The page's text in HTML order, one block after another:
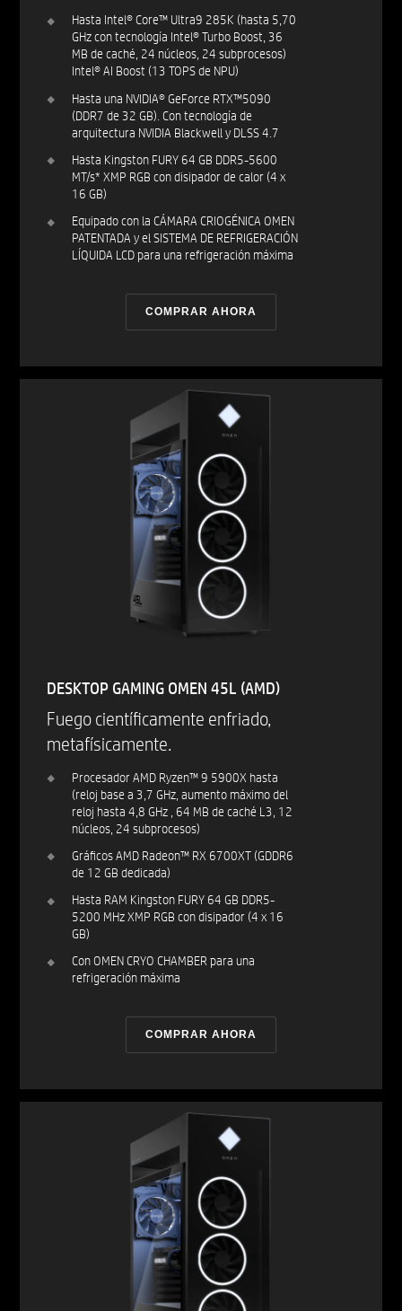
Hasta Intel® Core™ Ultra9 285K (hasta 5,70
GHz con tecnología Intel® Turbo Boost, 36
MB de caché, 24 núcleos, 24 subprocesos)
Intel® AI Boost (13 TOPS de NPU)
Hasta una NVIDIA® GeForce RTX™5090
(DDR7 de 32 GB). Con tecnología de
arquitectura NVIDIA Blackwell y DLSS 4.7
Hasta Kingston FURY 64 GB DDR5-5600
MT/s* XMP RGB con disipador de calor (4 x
16 GB)
Equipado con la CÁMARA CRIOGÉNICA OMEN
PATENTADA y el SISTEMA DE REFRIGERACIÓN
LÍQUIDA LCD para una refrigeración máxima
COMPRAR AHORA
DESKTOP GAMING OMEN 45L (AMD)
Fuego científicamente enfriado,
metafísicamente.
Procesador AMD Ryzen™ 9 5900X hasta
(reloj base a 3,7 GHz, aumento máximo del
reloj hasta 4,8 GHz , 64 MB de caché L3, 12
núcleos, 24 subprocesos)
Gráficos AMD Radeon™ RX 6700XT (GDDR6
de 12 GB dedicada)
Hasta RAM Kingston FURY 64 GB DDR5-
5200 MHz XMP RGB con disipador (4 x 16
GB)
Con OMEN CRYO CHAMBER para una
refrigeración máxima
COMPRAR AHORA